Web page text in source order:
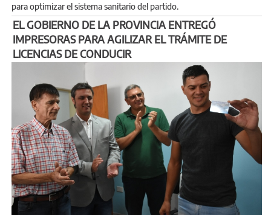
para optimizar el sistema sanitario del partido.
EL GOBIERNO DE LA PROVINCIA ENTREGÓ
IMPRESORAS PARA AGILIZAR EL TRÁMITE DE
LICENCIAS DE CONDUCIR